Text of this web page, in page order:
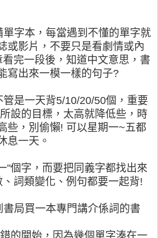
字本，每當遇到不懂的單字就
或影片，不要只是看劇情或內
完一段後，知道中文意思，書
寫出來一模一樣的句子?
是一天背5/10/20/50個，重要
設的目標，太高就降低些，時
些，別偷懶! 可以星期一~五都
息一天。
"個字，而要把同義字都找出來
詞類變化、例句都要一起背!
局買一本專門講介係詞的書